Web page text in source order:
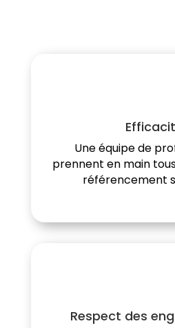
Une équipe de
prennent en main
référencement
Respect des